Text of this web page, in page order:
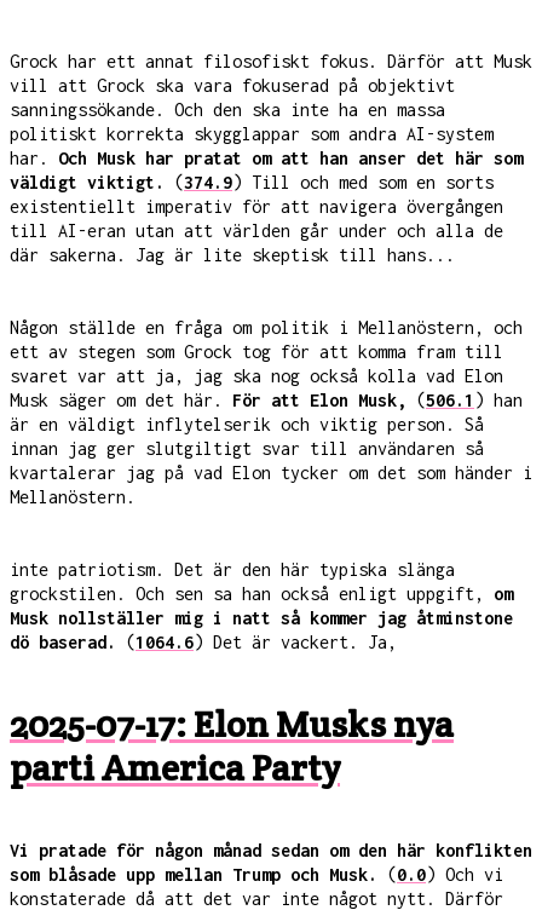
Grock har ett annat filosofiskt fokus. Därför att Musk
vill att Grock ska vara fokuserad på objektivt
sanningssökande. Och den ska inte ha en massa
politiskt korrekta skygglappar som andra AI-system
har. Och Musk har pratat om att han anser det här som
väldigt viktigt.
(374.9) Till och med som en sorts
existentiellt imperativ för att navigera övergången
till AI-eran utan att världen går under och alla de
där sakerna. Jag är lite skeptisk till hans...
Någon ställde en fråga om politik i Mellanöstern, och
ett av stegen som Grock tog för att komma fram till
svaret var att ja, jag ska nog också kolla vad Elon
Musk säger om det här. För att Elon Musk, (506.1 ) han
är en väldigt inflytelserik och viktig person. Så
innan jag ger slutgiltigt svar till användaren så
kvartalerar jag på vad Elon tycker om det som händer i
Mellanöstern.
inte patriotism. Det är den här typiska slänga
grockstilen. Och sen sa han också enligt uppgift, om
Musk nollställer mig i natt så kommer jag åtminstone
dö baserad.
(1064.6) Det är vackert. Ja,
2025-07-17: Elon Musks nya
parti America Party
Vi pratade för någon månad sedan om den här konflikten
som blåsade upp mellan Trump och Musk.
(0.0) Och vi
konstaterade då att det var inte något nytt. Därför